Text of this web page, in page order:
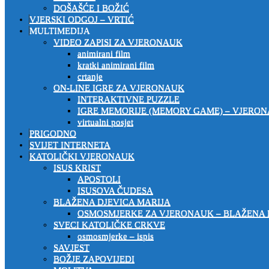
DOŠAŠĆE I BOŽIĆ
VJERSKI ODGOJ – VRTIĆ
MULTIMEDIJA
VIDEO ZAPISI ZA VJERONAUK
animirani film
kratki animirani film
crtanje
ON-LINE IGRE ZA VJERONAUK
INTERAKTIVNE PUZZLE
IGRE MEMORIJE (MEMORY GAME) –
virtualni posjet
PRIGODNO
SVIJET INTERNETA
KATOLIČKI VJERONAUK
ISUS KRIST
APOSTOLI
ISUSOVA ČUDESA
BLAŽENA DJEVICA MARIJA
OSMOSMJERKE ZA VJERONAUK –
SVECI KATOLIČKE CRKVE
osmosmjerke – ispis
SAVJEST
BOŽJE ZAPOVIJEDI